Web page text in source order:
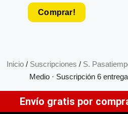
Comprar!
Inicio/ Suscripciones / S.
Medio · Suscripción 6
Envío gratis por